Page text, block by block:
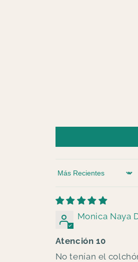
Sort by
Monica Naya
Atención 10
No tenían el